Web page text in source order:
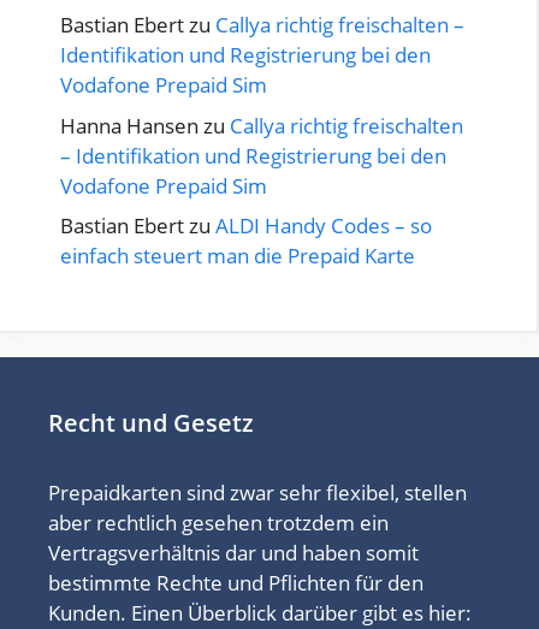
Bastian Ebertzu Callya richtig freischalten –
Identifikation und Registrierung bei den
Vodafone Prepaid Sim
Hanna Hansen zu Callya richtig freischalten
– Identifikation und Registrierung bei den
Vodafone Prepaid Sim
Bastian Ebertzu ALDI Handy Codes – so
einfach steuert man die Prepaid Karte
Recht und Gesetz
Prepaidkarten sind zwar sehr flexibel, stellen
aber rechtlich gesehen trotzdem ein
Vertragsverhältnis dar und haben somit
bestimmte Rechte und Pflichten für den
Kunden. Einen Überblick darüber gibt es hier: